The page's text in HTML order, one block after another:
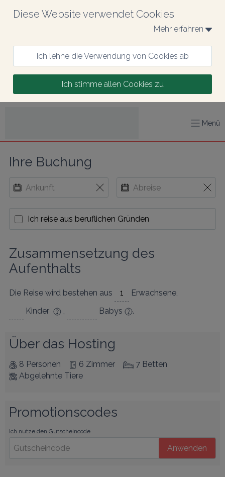
Diese Website verwendet Cookies
Mehr erfahren
Ich lehne die Verwendung von Cookies ab
Ich stimme allen Cookies zu
Menü
Ihre Buchung
Ich reise aus beruflichen Gründen
Zusammensetzung des
Aufenthalts
Die Reise wird bestehen aus Erwachsene,
Kinder
, Babys .
Über das Hosting
8 Personen 6 Zimmer
7 Betten
Abgelehnte Tiere
Promotionscodes
Ich nutze den Gutscheincode
Anwenden